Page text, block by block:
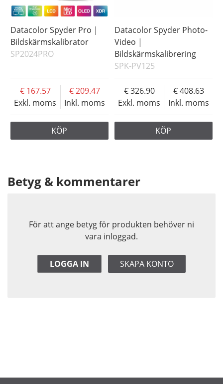
Datacolor Spyder Pro |
Bildskärmskalibrator
SP2024PRO
Exkl. moms
167.57
Inkl. moms
209.47
KÖP
Datacolor Spyder Photo-
Video |
Bildskärmskalibrering
SPK-PV125
Exkl. moms
326.90
Inkl. moms
408.63
KÖP
Betyg & kommentarer
För att ange betyg för produkten behöver ni
vara inloggad.
LOGGA IN SKAPA KONTO